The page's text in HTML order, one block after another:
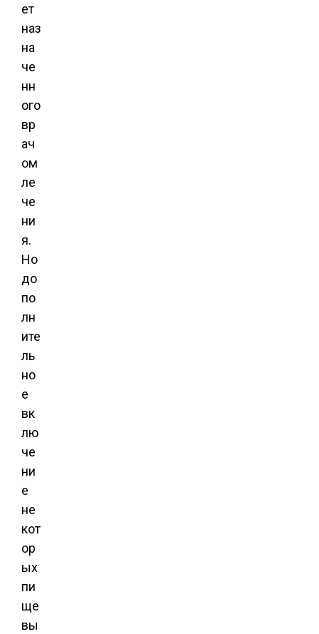
ет
наз
на
че
нн
ого
вр
ач
ом
ле
че
ни
я.
Но
до
по
лн
ите
ль
но
е
вк
лю
че
ни
е
не
кот
ор
ых
пи
ще
вы